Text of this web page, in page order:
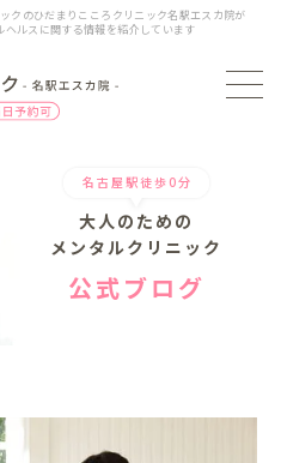
クのひだまりこころクリニック名駅エスカ院が
ルスに関する情報を紹介しています
名古屋駅徒歩0分
大人のための
メンタルクリニック
公式ブログ